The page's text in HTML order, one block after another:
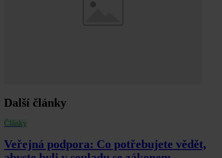
Další články
Články
Veřejná podpora: Co potřebujete vědět,